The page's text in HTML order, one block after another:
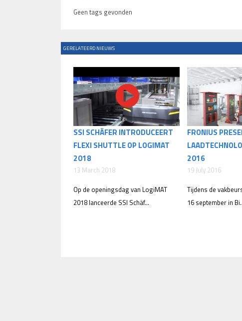
Geen tags gevonden
GERELATEERD NIEUWS
SSI SCHÄFER INTRODUCEERT
FLEXI SHUTTLE OP LOGIMAT
2018
13 March 2018
Op de openingsdag van LogiMAT
2018 lanceerde SSI Schäf...
FRONIUS
2016
19 July 2016
Tijdens de
16 september in